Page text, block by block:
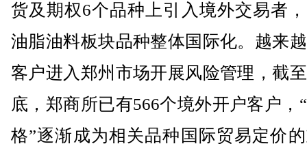
货及期权6个品种上引入境外交易者
油脂油料板块品种整体国际化。越来
客户进入郑州市场开展风险管理，截
底，郑商所已有566个境外开户客户，
格”逐渐成为相关品种国际贸易定价